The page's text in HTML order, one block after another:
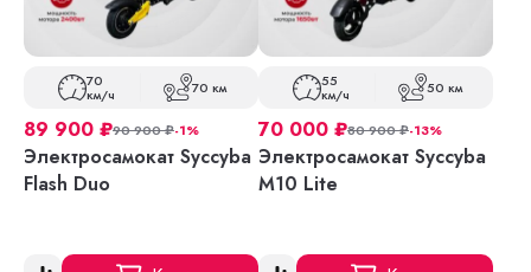
70
км/ч 70 км
89 900 ₽90 900₽-1%
Электросамокат Syccyba
Flash Duo
55
км/ч 50 км
70 000 ₽80 900₽-13%
Электросамокат Syccyba
M10 Lite